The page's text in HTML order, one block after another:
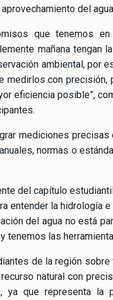
del
que tenemos
mañana tengan
ambiental, por
medirlos con
eficiencia posible”,
mediciones
normas o
del capítulo
entender la hidrología
del agua no está
tenemos las
de la región
natural con
ya que representa la